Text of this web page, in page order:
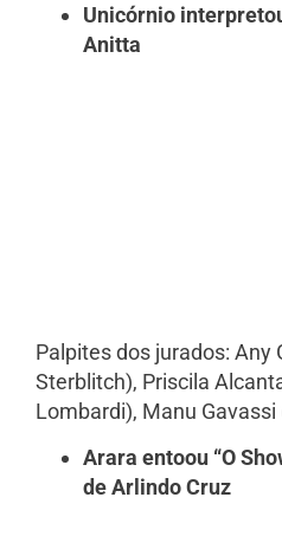
Unicórnio
Anitta
Palpites dos jurados: Any
Sterblitch), Priscila
Lombardi), Manu Gavassi
Arara entoou “O
de Arlindo Cruz